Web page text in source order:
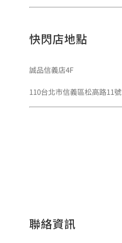
快閃店地點
誠品信義店4F
110台北市信義區松高路11號
聯絡資訊